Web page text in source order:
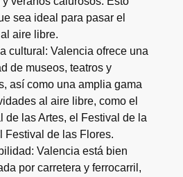
sea ideal para pasar el
aire libre.
cultural: Valencia ofrece una
de museos, teatros y
así como una amplia gama
al aire libre, como el
de las Artes, el Festival de la
Festival de las Flores.
Valencia está bien
por carretera y ferrocarril,